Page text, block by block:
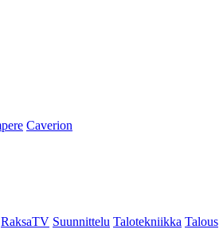
Caverion
RaksaTV Suunnittelu Talotekniikka Talous